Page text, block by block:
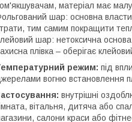
матеріал має малу
шар: основна
тим самим покращити
шар: нетоксична основа
плівка – оберігає
режим: під
вогню встановлення
внутрішні
вітальня, дитяча або
салони краси або